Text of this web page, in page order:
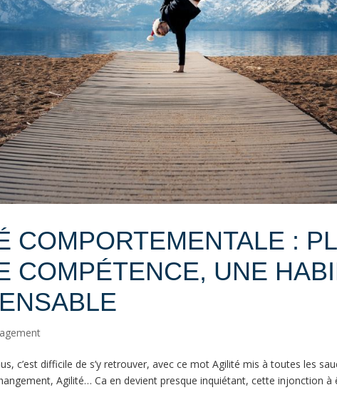
COMPORTEMENTALE :
COMPÉTENCE, UNE
c’est difficile de s’y retrouver, avec ce mot Agilité mis à toutes les
Agilité… Ca en devient presque inquiétant, cette injonction à